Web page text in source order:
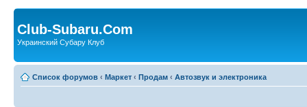
Club-Subaru.Com
Украинский Субару Клуб
Список форумов ‹ Маркет ‹ Продам ‹ Автозвук и электроника